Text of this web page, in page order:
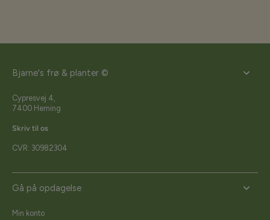
Bjarne's frø & planter ©
Cypresvej 4,
7400 Herning
Skriv til os
CVR: 30982304
Gå på opdagelse
Min konto